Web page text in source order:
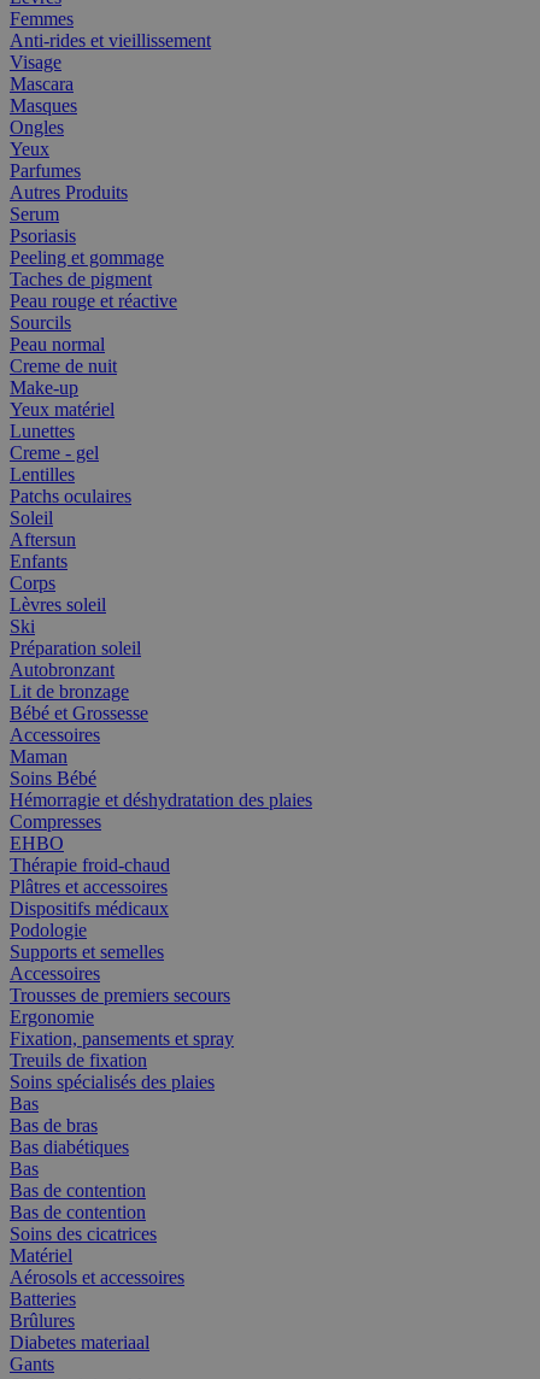
Femmes
Anti-rides et vieillissement
Visage
Mascara
Masques
Ongles
Yeux
Parfumes
Autres Produits
Serum
Psoriasis
Peeling et gommage
Taches de pigment
Peau rouge et réactive
Sourcils
Peau normal
Creme de nuit
Make-up
Yeux matériel
Lunettes
Creme - gel
Lentilles
Patchs oculaires
Soleil
Aftersun
Enfants
Corps
Lèvres soleil
Ski
Préparation soleil
Autobronzant
Lit de bronzage
Bébé et Grossesse
Accessoires
Maman
Soins Bébé
Hémorragie et déshydratation des plaies
Compresses
EHBO
Thérapie froid-chaud
Plâtres et accessoires
Dispositifs médicaux
Podologie
Supports et semelles
Accessoires
Trousses de premiers secours
Ergonomie
Fixation, pansements et spray
Treuils de fixation
Soins spécialisés des plaies
Bas
Bas de bras
Bas diabétiques
Bas
Bas de contention
Bas de contention
Soins des cicatrices
Matériel
Aérosols et accessoires
Batteries
Brûlures
Diabetes materiaal
Gants